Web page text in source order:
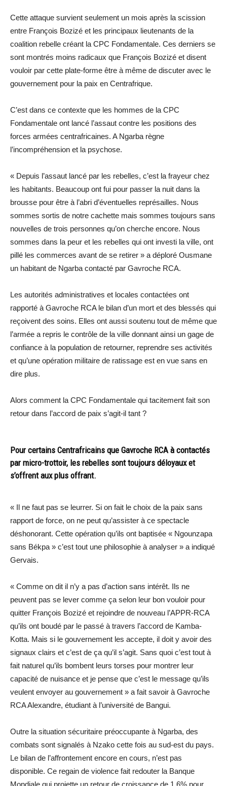
Cette attaque survient seulement un mois après la scission
entre François Bozizé et les principaux lieutenants de la
coalition rebelle créant la CPC Fondamentale. Ces derniers se
sont montrés moins radicaux que François Bozizé et disent
vouloir par cette plate-forme être à même de discuter avec le
gouvernement pour la paix en Centrafrique.
C’est dans ce contexte que les hommes de la CPC
Fondamentale ont lancé l’assaut contre les positions des
forces armées centrafricaines. A Ngarba règne
l’incompréhension et la psychose.
« Depuis l’assaut lancé par les rebelles, c’est la frayeur chez
les habitants. Beaucoup ont fui pour passer la nuit dans la
brousse pour être à l’abri d’éventuelles représailles. Nous
sommes sortis de notre cachette mais sommes toujours sans
nouvelles de trois personnes qu’on cherche encore. Nous
sommes dans la peur et les rebelles qui ont investi la ville, ont
pillé les commerces avant de se retirer » a déploré Ousmane
un habitant de Ngarba contacté par Gavroche RCA.
Les autorités administratives et locales contactées ont
rapporté à Gavroche RCA le bilan d’un mort et des blessés qui
reçoivent des soins. Elles ont aussi soutenu tout de même que
l’armée a repris le contrôle de la ville donnant ainsi un gage de
confiance à la population de retourner, reprendre ses activités
et qu’une opération militaire de ratissage est en vue sans en
dire plus.
Alors comment la CPC Fondamentale qui tacitement fait son
retour dans l’accord de paix s’agit-il tant ?
Pour certains Centrafricains que Gavroche RCA à contactés
par micro-trottoir, les rebelles sont toujours déloyaux et
s’offrent aux plus offrant.
« Il ne faut pas se leurrer. Si on fait le choix de la paix sans
rapport de force, on ne peut qu’assister à ce spectacle
déshonorant. Cette opération qu’ils ont baptisée « Ngounzapa
sans Békpa » c’est tout une philosophie à analyser » a indiqué
Gervais.
« Comme on dit il n’y a pas d’action sans intérêt. Ils ne
peuvent pas se lever comme ça selon leur bon vouloir pour
quitter François Bozizé et rejoindre de nouveau l’APPR-RCA
qu’ils ont boudé par le passé à travers l’accord de Kamba-
Kotta. Mais si le gouvernement les accepte, il doit y avoir des
signaux clairs et c’est de ça qu’il s’agit. Sans quoi c’est tout à
fait naturel qu’ils bombent leurs torses pour montrer leur
capacité de nuisance et je pense que c’est le message qu’ils
veulent envoyer au gouvernement » a fait savoir à Gavroche
RCA Alexandre, étudiant à l’université de Bangui.
Outre la situation sécuritaire préoccupante à Ngarba, des
combats sont signalés à Nzako cette fois au sud-est du pays.
Le bilan de l’affrontement encore en cours, n’est pas
disponible. Ce regain de violence fait redouter la Banque
Mondiale qui projette un retour de croissance de 1,6% pour